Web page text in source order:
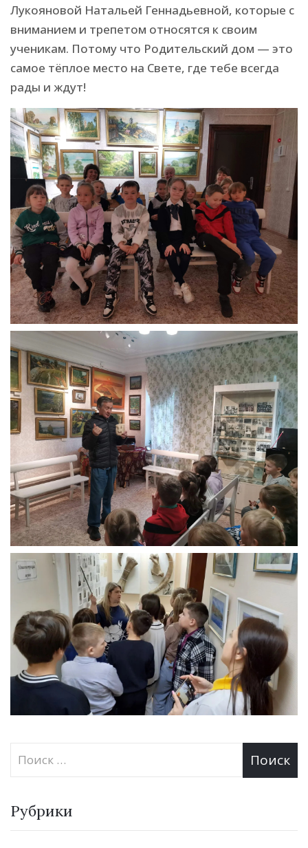
Лукояновой Натальей Геннадьевной, которые с
вниманием и трепетом относятся к своим
ученикам. Потому что Родительский дом — это
самое тёплое место на Свете, где тебе всегда
рады и ждут!
Рубрики